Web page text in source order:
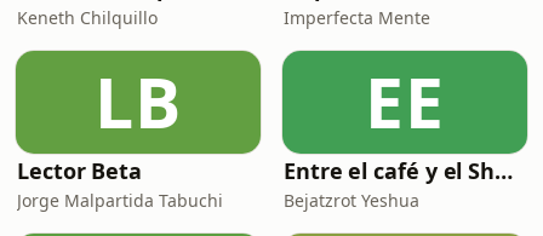
Keneth Chilquillo Imperfecta Mente
LB
Lector Beta
Jorge Malpartida Tabuchi
EE
Entre el café y el Shajarit
Bejatzrot Yeshua